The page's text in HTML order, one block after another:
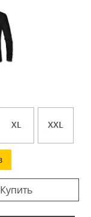
XL XXL
Купить